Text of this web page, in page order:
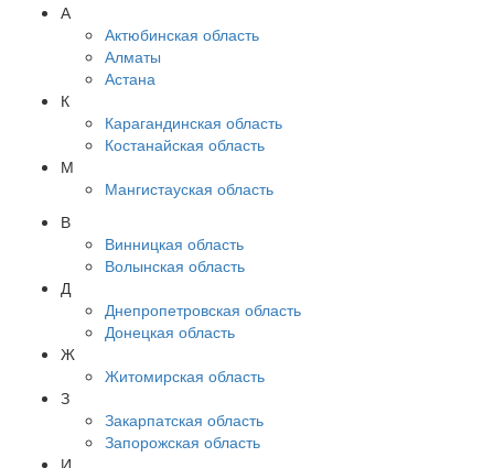
А
Актюбинская область
Алматы
Астана
К
Карагандинская область
Костанайская область
М
Мангистауская область
В
Винницкая область
Волынская область
Д
Днепропетровская область
Донецкая область
Ж
Житомирская область
З
Закарпатская область
Запорожская область
И